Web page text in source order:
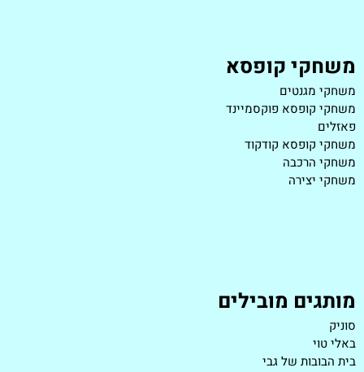
משחקי קופסא
משחקי מגנטים
משחקי קופסא פוקסמיינד
פאזלים
משחקי קופסא קודקוד
משחקי הרכבה
משחקי יצירה
מותגים מובילים
סוניק
באלי טוי
בית הבובות של גבי